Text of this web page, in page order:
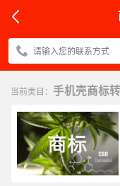
当前类目： 手机壳商标